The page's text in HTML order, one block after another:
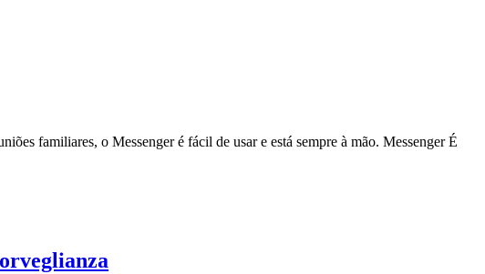
familiares, o Messenger é fácil de usar e está sempre à mão. Messenger É